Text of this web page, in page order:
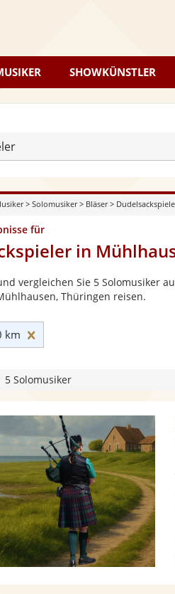
SHOWKÜNSTLER
> Solomusiker> Bläser>
für
in
vergleichen Sie 5 Solomusiker
Thüringen reisen.
km
5 Solomusiker